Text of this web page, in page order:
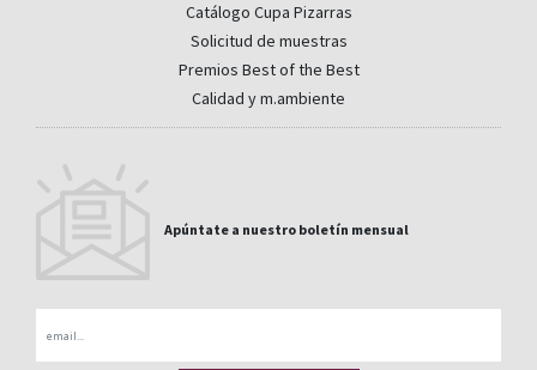
Catálogo Cupa Pizarras
Solicitud de muestras
Premios Best of the Best
Calidad y m.ambiente
Apúntate a nuestro boletín mensual